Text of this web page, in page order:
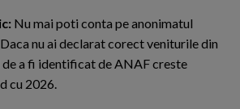
Nu mai poti conta pe anonimatul
nu ai declarat corect veniturile din
a fi identificat de ANAF creste
cu 2026.